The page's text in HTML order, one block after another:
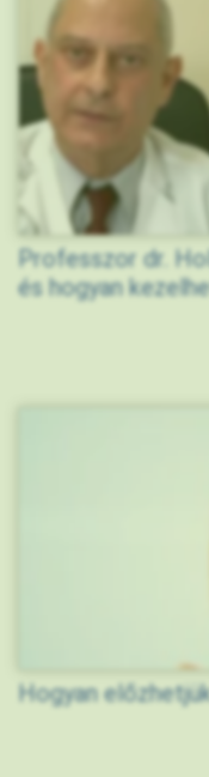
Professzor dr.
és hogyan
Hogyan